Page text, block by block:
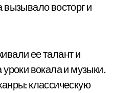
вызывало восторг и
ее талант и
вокала и музыки.
классическую